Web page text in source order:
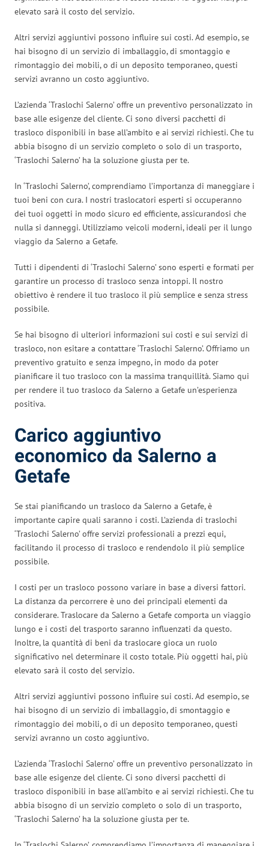
elevato sarà il costo del servizio.
Altri servizi aggiuntivi possono influire sui costi. Ad esempio, se
hai bisogno di un servizio di imballaggio, di smontaggio e
rimontaggio dei mobili, o di un deposito temporaneo, questi
servizi avranno un costo aggiuntivo.
L’azienda ‘Traslochi Salerno’ offre un preventivo personalizzato in
base alle esigenze del cliente. Ci sono diversi pacchetti di
trasloco disponibili in base all’ambito e ai servizi richiesti. Che tu
abbia bisogno di un servizio completo o solo di un trasporto,
‘Traslochi Salerno’ ha la soluzione giusta per te.
In ‘Traslochi Salerno’, comprendiamo l’importanza di maneggiare i
tuoi beni con cura. I nostri traslocatori esperti si occuperanno
dei tuoi oggetti in modo sicuro ed efficiente, assicurandosi che
nulla si danneggi. Utilizziamo veicoli moderni, ideali per il lungo
viaggio da Salerno a Getafe.
Tutti i dipendenti di ‘Traslochi Salerno’ sono esperti e formati per
garantire un processo di trasloco senza intoppi. Il nostro
obiettivo è rendere il tuo trasloco il più semplice e senza stress
possibile.
Se hai bisogno di ulteriori informazioni sui costi e sui servizi di
trasloco, non esitare a contattare ‘Traslochi Salerno’. Offriamo un
preventivo gratuito e senza impegno, in modo da poter
pianificare il tuo trasloco con la massima tranquillità. Siamo qui
per rendere il tuo trasloco da Salerno a Getafe un’esperienza
positiva.
Carico aggiuntivo
economico da Salerno a
Getafe
Se stai pianificando un trasloco da Salerno a Getafe, è
importante capire quali saranno i costi. L’azienda di traslochi
‘Traslochi Salerno’ offre servizi professionali a prezzi equi,
facilitando il processo di trasloco e rendendolo il più semplice
possibile.
I costi per un trasloco possono variare in base a diversi fattori.
La distanza da percorrere è uno dei principali elementi da
considerare. Traslocare da Salerno a Getafe comporta un viaggio
lungo e i costi del trasporto saranno influenzati da questo.
Inoltre, la quantità di beni da traslocare gioca un ruolo
significativo nel determinare il costo totale. Più oggetti hai, più
elevato sarà il costo del servizio.
Altri servizi aggiuntivi possono influire sui costi. Ad esempio, se
hai bisogno di un servizio di imballaggio, di smontaggio e
rimontaggio dei mobili, o di un deposito temporaneo, questi
servizi avranno un costo aggiuntivo.
L’azienda ‘Traslochi Salerno’ offre un preventivo personalizzato in
base alle esigenze del cliente. Ci sono diversi pacchetti di
trasloco disponibili in base all’ambito e ai servizi richiesti. Che tu
abbia bisogno di un servizio completo o solo di un trasporto,
‘Traslochi Salerno’ ha la soluzione giusta per te.